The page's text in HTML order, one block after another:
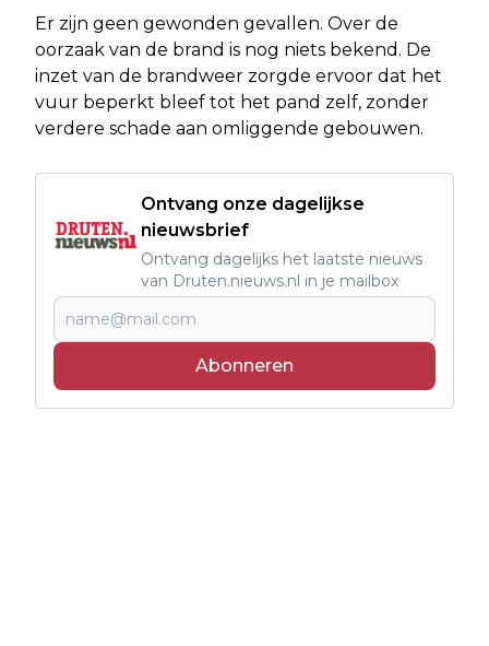
Er zijn geen gewonden gevallen. Over de
oorzaak van de brand is nog niets bekend. De
inzet van de brandweer zorgde ervoor dat het
vuur beperkt bleef tot het pand zelf, zonder
verdere schade aan omliggende gebouwen.
Ontvang onze dagelijkse
nieuwsbrief
Ontvang dagelijks het laatste nieuws
van Druten.nieuws.nl in je mailbox
Abonneren